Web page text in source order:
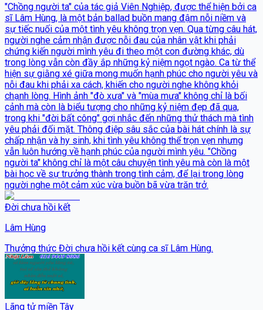
"Chồng người ta" của tác giả Viên Nghiệp, được thể hiện bởi ca
sĩ Lâm Hùng, là một bản ballad buồn mang đậm nỗi niềm và
sự tiếc nuối của một tình yêu không trọn vẹn. Qua từng câu hát,
người nghe cảm nhận được nỗi đau của nhân vật khi phải
chứng kiến người mình yêu đi theo một con đường khác, dù
trong lòng vẫn còn đầy ắp những kỷ niệm ngọt ngào. Ca từ thể
hiện sự giằng xé giữa mong muốn hạnh phúc cho người yêu và
nỗi đau khi phải xa cách, khiến cho người nghe không khỏi
chạnh lòng. Hình ảnh "đò xưa" và "mùa mưa" không chỉ là bối
cảnh mà còn là biểu tượng cho những kỷ niệm đẹp đã qua,
trong khi "đời bất công" gợi nhắc đến những thử thách mà tình
yêu phải đối mặt. Thông điệp sâu sắc của bài hát chính là sự
chấp nhận và hy sinh, khi tình yêu không thể trọn vẹn nhưng
vẫn luôn hướng về hạnh phúc của người mình yêu. "Chồng
người ta" không chỉ là một câu chuyện tình yêu mà còn là một
bài học về sự trưởng thành trong tình cảm, để lại trong lòng
người nghe một cảm xúc vừa buồn bã vừa trăn trở.
Đời chưa hồi kết
Lâm Hùng
Thưởng thức Đời chưa hồi kết cùng ca sĩ Lâm Hùng.
Lãng tử miền Tây